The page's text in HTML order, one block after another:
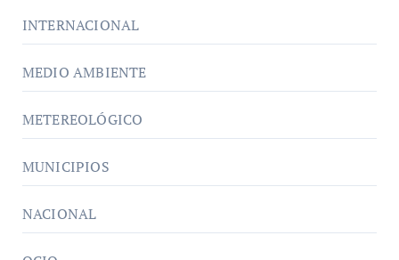
INTERNACIONAL
MEDIO AMBIENTE
METEREOLÓGICO
MUNICIPIOS
NACIONAL